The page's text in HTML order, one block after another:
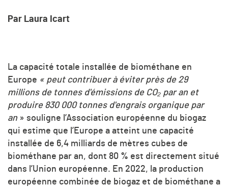
Par Laura Icart
La capacité totale installée de biométhane en
Europe « peut contribuer à éviter près de 29
millions de tonnes d'émissions de CO₂ par an et
produire 830 000 tonnes d'engrais organique par
an » souligne l’Association européenne du biogaz
qui estime que l’Europe a atteint une capacité
installée de 6,4 milliards de mètres cubes de
biométhane par an, dont 80 % est directement situé
dans l’Union européenne. En 2022, la production
européenne combinée de biogaz et de biométhane a